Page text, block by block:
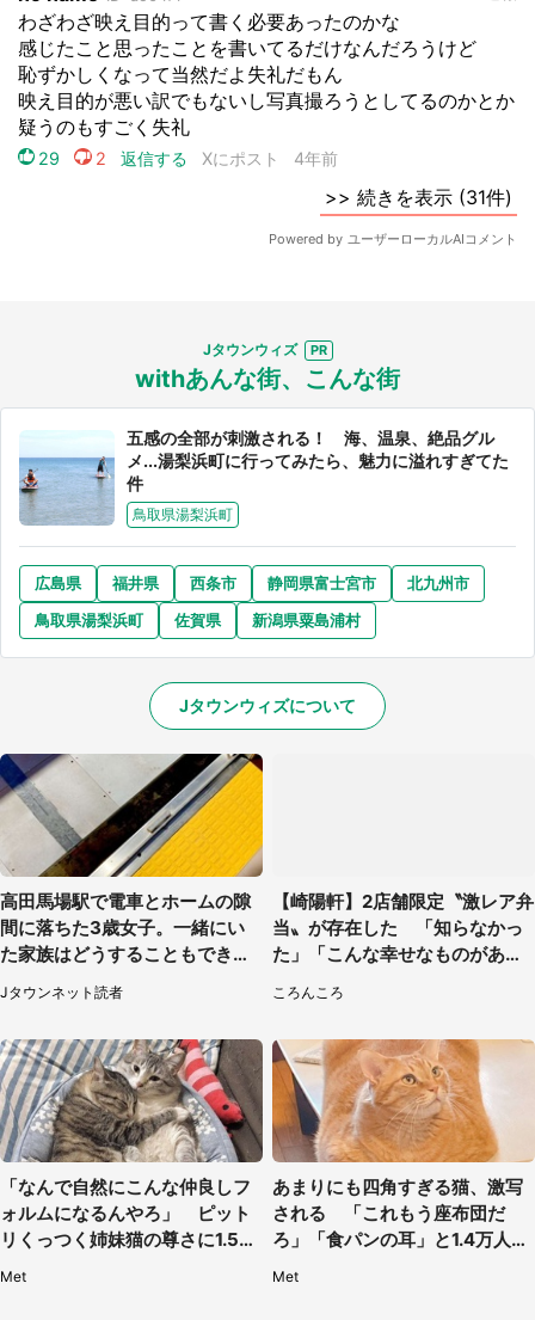
Jタウンウィズ
withあんな街、こんな街
五感の全部が刺激される！ 海、温泉、絶品グル
メ...湯梨浜町に行ってみたら、魅力に溢れすぎてた
件
鳥取県湯梨浜町
広島県 福井県 西条市 静岡県富士宮市
北九州市
鳥取県湯梨浜町
佐賀県 新潟県粟島浦村
Jタウンウィズについて
高田馬場駅で電車とホームの隙
間に落ちた3歳女子。一緒にい
た家族はどうすることもできな
くて...（埼玉県・50代女性）
Jタウンネット読者
【崎陽軒】2店舗限定〝激レア弁
当〟が存在した 「知らなかっ
た」「こんな幸せなものがあっ
ころんころ
「なんで自然にこんな仲良しフ
ォルムになるんやろ」 ピット
リくっつく姉妹猫の尊さに1.5万
Met
あまりにも四角すぎる猫、激写
される 「これもう座布団だ
ろ」「食パンの耳」と1.4万人困
Met